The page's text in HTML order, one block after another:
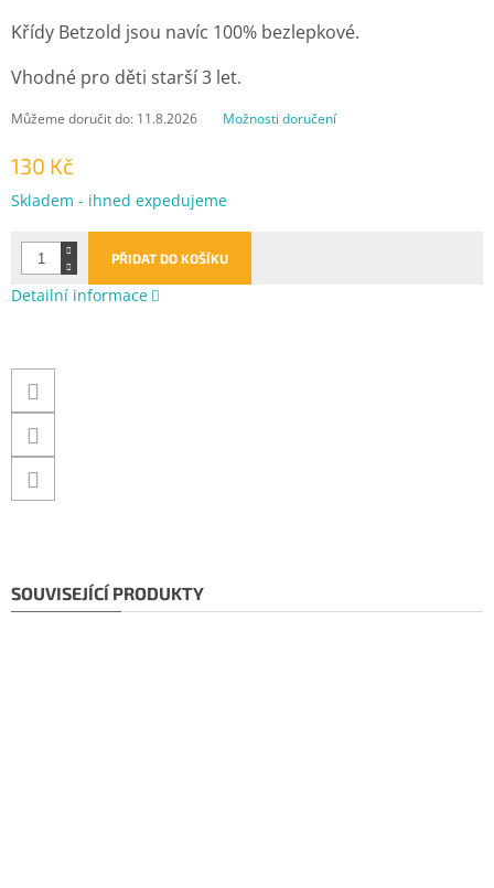
130 Kč
Měrná
Skladem - ihned expedujeme
Můžeme doručit do: 11.8.2026 Možnosti doručení
PŘIDAT DO KOŠÍKU
Křídy Betzold jsou navíc 100% bezlepkové.
Vhodné pro děti starší 3 let.
Detailní informace
SOUVISEJÍCÍ PRODUKTY